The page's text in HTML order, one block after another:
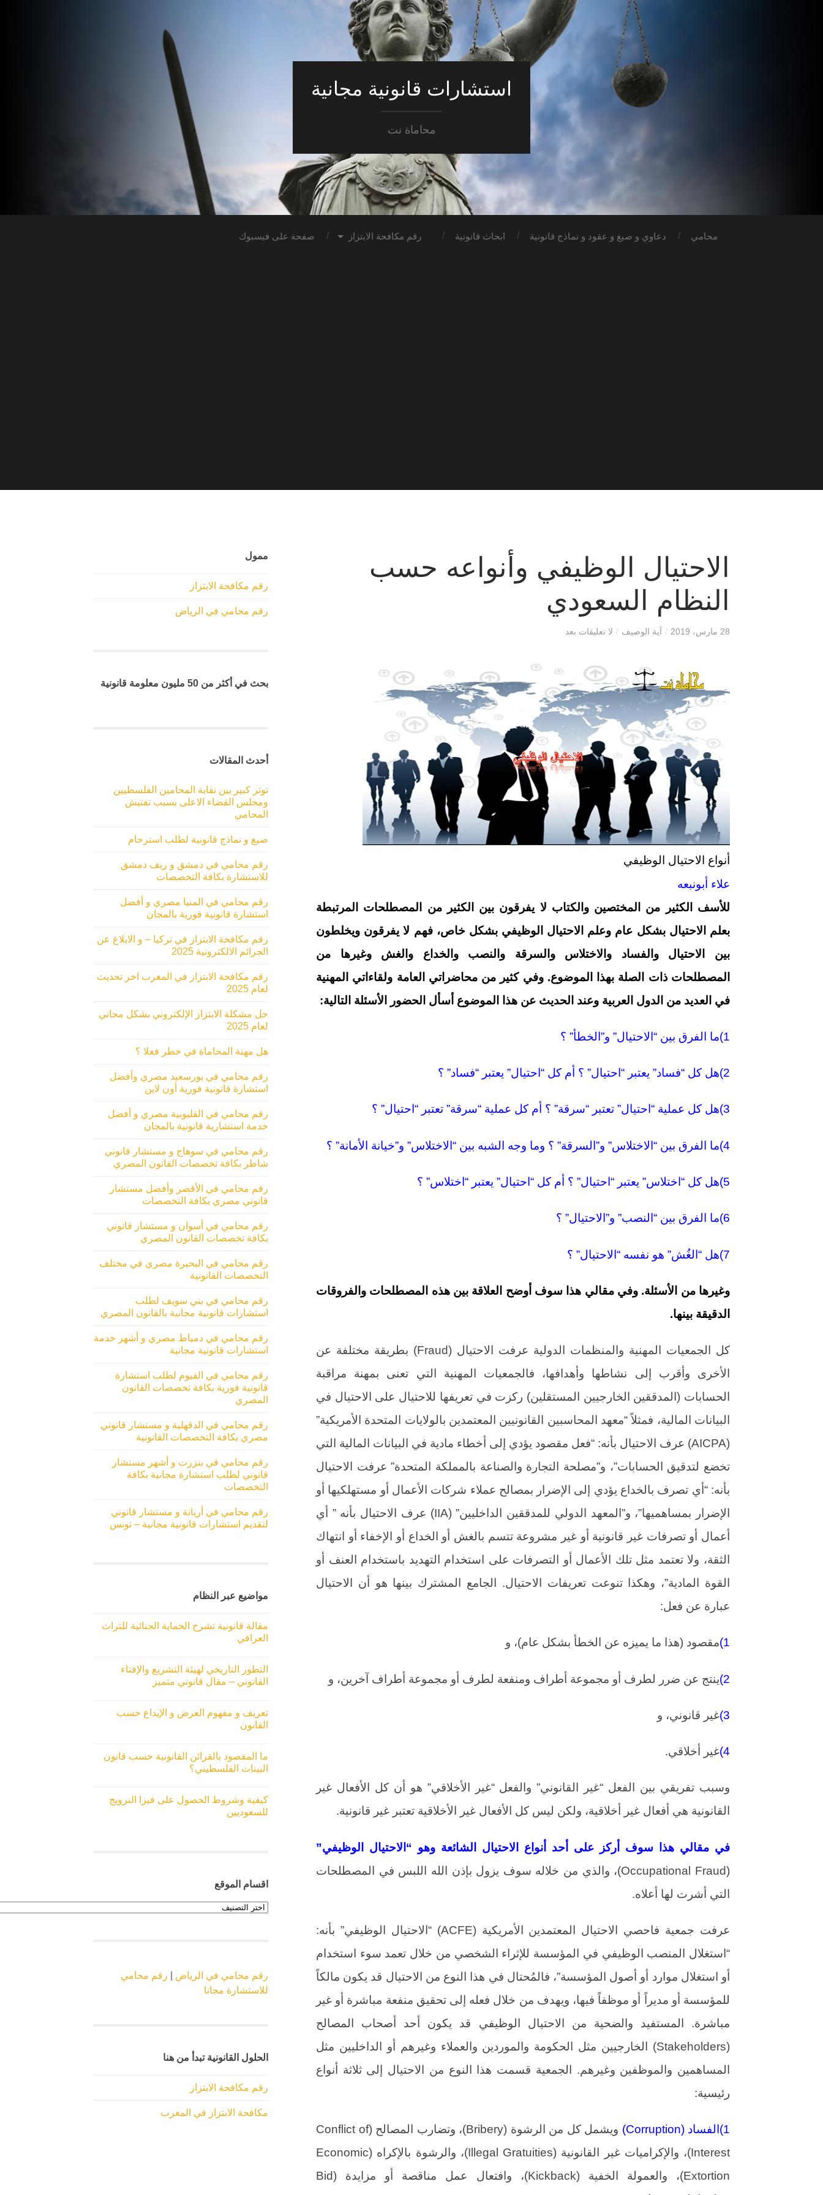
استشارات قانونية مجانية
محاماة نت
محامي دعاوي و صيغ و عقود و نماذج قانونية ابحاث قانونية رقم مكافحة الابتزاز صفحة على فيسبوك
الاحتيال الوظيفي وأنواعه حسب
النظام السعودي
28 مارس، 2019 / آية الوصيف / لا تعليقات بعد
أنواع الاحتيال الوظيفي
علاء أبونبعه
للأسف الكثير من المختصين والكتاب لا يفرقون بين الكثير من المصطلحات المرتبطة
بعلم الاحتيال بشكل عام وعلم الاحتيال الوظيفي بشكل خاص، فهم لا يفرقون ويخلطون
بين الاحتيال والفساد والاختلاس والسرقة والنصب والخداع والغش وغيرها من
المصطلحات ذات الصلة بهذا الموضوع. وفي كثير من محاضراتي العامة ولقاءاتي المهنية
في العديد من الدول العربية وعند الحديث عن هذا الموضوع أسأل الحضور الأسئلة التالية:
1)ما الفرق بين “الاحتيال” و”الخطأ” ؟
2)هل كل “فساد” يعتبر “احتيال” ؟ أم كل “احتيال” يعتبر “فساد” ؟
3)هل كل عملية “احتيال” تعتبر “سرقة” ؟ أم كل عملية “سرقة” تعتبر “احتيال” ؟
4)ما الفرق بين “الاختلاس” و”السرقة” ؟ وما وجه الشبه بين “الاختلاس” و”خيانة الأمانة” ؟
5)هل كل “اختلاس” يعتبر “احتيال” ؟ أم كل “احتيال” يعتبر “اختلاس” ؟
6)ما الفرق بين “النصب” و”الاحتيال” ؟
7)هل “الغُش” هو نفسه “الاحتيال” ؟
وغيرها من الأسئلة. وفي مقالي هذا سوف أوضح العلاقة بين هذه المصطلحات والفروقات
الدقيقة بينها.
كل الجمعيات المهنية والمنظمات الدولية عرفت الاحتيال (Fraud) بطريقة مختلفة عن
الأخرى وأقرب إلى نشاطها وأهدافها، فالجمعيات المهنية التي تعنى بمهنة مراقبة
الحسابات (المدققين الخارجيين المستقلين) ركزت في تعريفها للاحتيال على الاحتيال في
البيانات المالية، فمثلاً “معهد المحاسبين القانونيين المعتمدين بالولايات المتحدة الأمريكية”
(AICPA) عرف الاحتيال بأنه: “فعل مقصود يؤدي إلى أخطاء مادية في البيانات المالية التي
تخضع لتدقيق الحسابات”، و”مصلحة التجارة والصناعة بالمملكة المتحدة” عرفت الاحتيال
بأنه: “أي تصرف بالخداع يؤدي إلى الإضرار بمصالح عملاء شركات الأعمال أو مستهلكيها أو
الإضرار بمساهميها”، و”المعهد الدولي للمدققين الداخليين” (IIA) عرف الاحتيال بأنه ” أي
أعمال أو تصرفات غير قانونية أو غير مشروعة تتسم بالغش أو الخداع أو الإخفاء أو انتهاك
الثقة، ولا تعتمد مثل تلك الأعمال أو التصرفات على استخدام التهديد باستخدام العنف أو
القوة المادية”، وهكذا تنوعت تعريفات الاحتيال. الجامع المشترك بينها هو أن الاحتيال
عبارة عن فعل:
1) مقصود (هذا ما يميزه عن الخطأ بشكل عام)، و
2) ينتج عن ضرر لطرف أو مجموعة أطراف ومنفعة لطرف أو مجموعة أطراف آخرين، و
3) غير قانوني، و
4) غير أخلاقي.
وسبب تفريقي بين الفعل “غير القانوني” والفعل “غير الأخلاقي” هو أن كل الأفعال غير
القانونية هي أفعال غير أخلاقية، ولكن ليس كل الأفعال غير الأخلاقية تعتبر غير قانونية.
في مقالي هذا سوف أركز على أحد أنواع الاحتيال الشائعة وهو “الاحتيال الوظيفي”
(Occupational Fraud)، والذي من خلاله سوف يزول بإذن الله اللبس في المصطلحات
التي أشرت لها أعلاه.
عرفت جمعية فاحصي الاحتيال المعتمدين الأمريكية (ACFE) “الاحتيال الوظيفي” بأنه:
“استغلال المنصب الوظيفي في المؤسسة للإثراء ‏الشخصي من خلال تعمد سوء استخدام
أو استغلال موارد أو أصول المؤسسة”، فالمُحتال في هذا النوع من ‏الاحتيال قد يكون مالكاً
للمؤسسة أو مديراً أو موظفاً فيها، ويهدف من خلال فعله إلى تحقيق منفعة مباشرة أو غير
مباشرة. المستفيد والضحية من الاحتيال الوظيفي قد يكون أحد أصحاب المصالح
(Stakeholders) الخارجيين مثل الحكومة والموردين والعملاء وغيرهم أو الداخليين مثل
المساهمين والموظفين وغيرهم. الجمعية قسمت هذا النوع من الاحتيال إلى ثلاثة أنواع
رئيسية:
1)‏الفساد (‏Corruption‏)
ويشمل كل من الرشوة (‏Bribery‏)، وتضارب المصالح (‏Conflict of
Interest‏)، ‏والإكراميات غير القانونية (‏Illegal Gratuities‏)، والرشوة بالإكراه (‏Economic
Extortion‏)، ‏والعمولة الخفية (‏Kickback‏)، وافتعال عمل مناقصة أو مزايدة (‏Bid
ممول
رقم مكافحة الابتزاز
رقم محامي في الرياض
بحث في أكثر من 50 مليون معلومة قانونية
أحدث المقالات
توتر كبير بين نقابة المحامين الفلسطيين
ومجلس القضاء الاعلى بسبب تفتيش
المحامي
صيغ و نماذج قانونية لطلب استرحام
رقم محامي في دمشق و ريف دمشق
للاستشارة بكافة التخصصات
رقم محامي في المنيا مصري و أفضل
استشارة قانونية فورية بالمجان
رقم مكافحة الابتزاز في تركيا – و الابلاغ عن
الجرائم الالكترونية 2025
رقم مكافحة الابتزاز في المغرب اخر تحديث
لعام 2025
حل مشكلة الابتزاز الإلكتروني بشكل مجاني
لعام 2025
هل مهنة المحاماة في خطر فعلا ؟
رقم محامي في بورسعيد مصري وأفضل
استشارة قانونية فورية أون لاين
رقم محامي في القليوبية مصري و أفضل
خدمة استشارية قانونية بالمجان
رقم محامي في سوهاج و مستشار قانوني
شاطر بكافة تخصصات القانون المصري
رقم محامي في الأقصر وأفضل مستشار
قانوني مصري بكافة التخصصات
رقم محامي في أسوان و مستشار قانوني
بكافة تخصصات القانون المصري
رقم محامي في البحيرة مصري في مختلف
التخصصات القانونية
رقم محامي في بني سويف لطلب
استشارات قانونية مجانية بالقانون المصري
رقم محامي في دمياط مصري و أشهر خدمة
استشارات قانونية مجانية
رقم محامي في الفيوم لطلب استشارة
قانونية فورية بكافة تخصصات القانون
المصري
رقم محامي في الدقهلية و مستشار قانوني
مصري بكافة التخصصات القانونية
رقم محامي في بنزرت و أشهر مستشار
قانوني لطلب استشارة مجانية بكافة
التخصصات
رقم محامي في أريانة و مستشار قانوني
لتقديم استشارات قانونية مجانية – تونس
مواضيع عبر النظام
مقالة قانونية تشرح الحماية الجنائية للتراث
العراقي
التطور التاريخي لهيئة التشريع والإفتاء
القانوني – مقال قانوني متميز
تعريف و مفهوم العرض و الإيداع حسب
القانون
ما المقصود بالقرائن القانونية حسب قانون
البينات الفلسطيني؟
كيفية وشروط الحصول على فيزا النرويج
للسعوديين
اقسام الموقع
اقسام
الموقع
رقم محامي في الرياض
رقم محامي
للاستشارة مجانا
الحلول القانونية تبدأ من هنا
رقم مكافحة الابتزاز
مكافحة الابتزاز في المغرب